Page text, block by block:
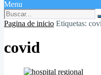
Menu
Pagina de inicio Etiquetas:
covid